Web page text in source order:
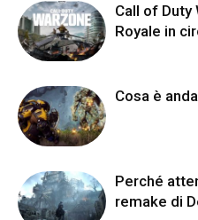
Call of
Royale in
Cosa è
Perché
remake di